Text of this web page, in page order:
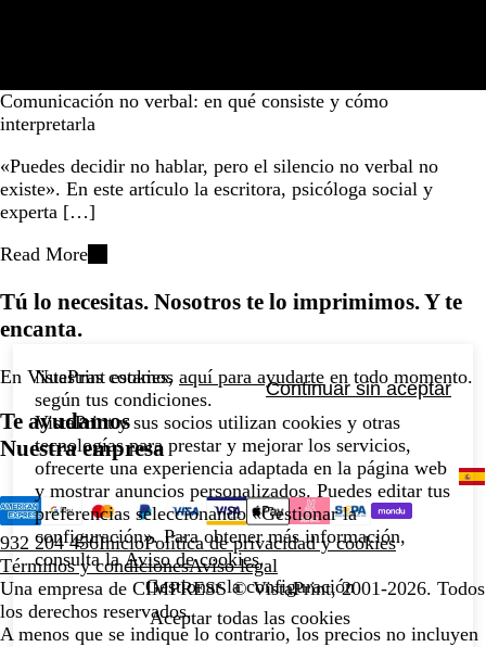
Comunicación no verbal: en qué consiste y cómo
interpretarla
«Puedes decidir no hablar, pero el silencio no verbal no
existe». En este artículo la escritora, psicóloga social y
experta […]
Read More
Tú lo necesitas. Nosotros te lo imprimimos. Y te
encanta.
En VistaPrint estamos aquí para ayudarte en todo momento.
Te ayudamos
Nuestra empresa
932 204 456InicioPolítica de privacidad y cookies
Términos y condicionesAviso legal
Una empresa de CIMPRESS© VistaPrint, 2001-2026. Todos
los derechos reservados.
A menos que se indique lo contrario, los precios no incluyen
Nuestras cookies,
según tus condiciones.
Continuar sin aceptar
VistaPrint y sus socios utilizan cookies y otras
tecnologías para prestar y mejorar los servicios,
ofrecerte una experiencia adaptada en la página web
y mostrar anuncios personalizados. Puedes editar tus
preferencias seleccionando «Gestionar la
configuración». Para obtener más información,
consulta laAviso de cookies.
Gestionar la configuración
Aceptar todas las cookies